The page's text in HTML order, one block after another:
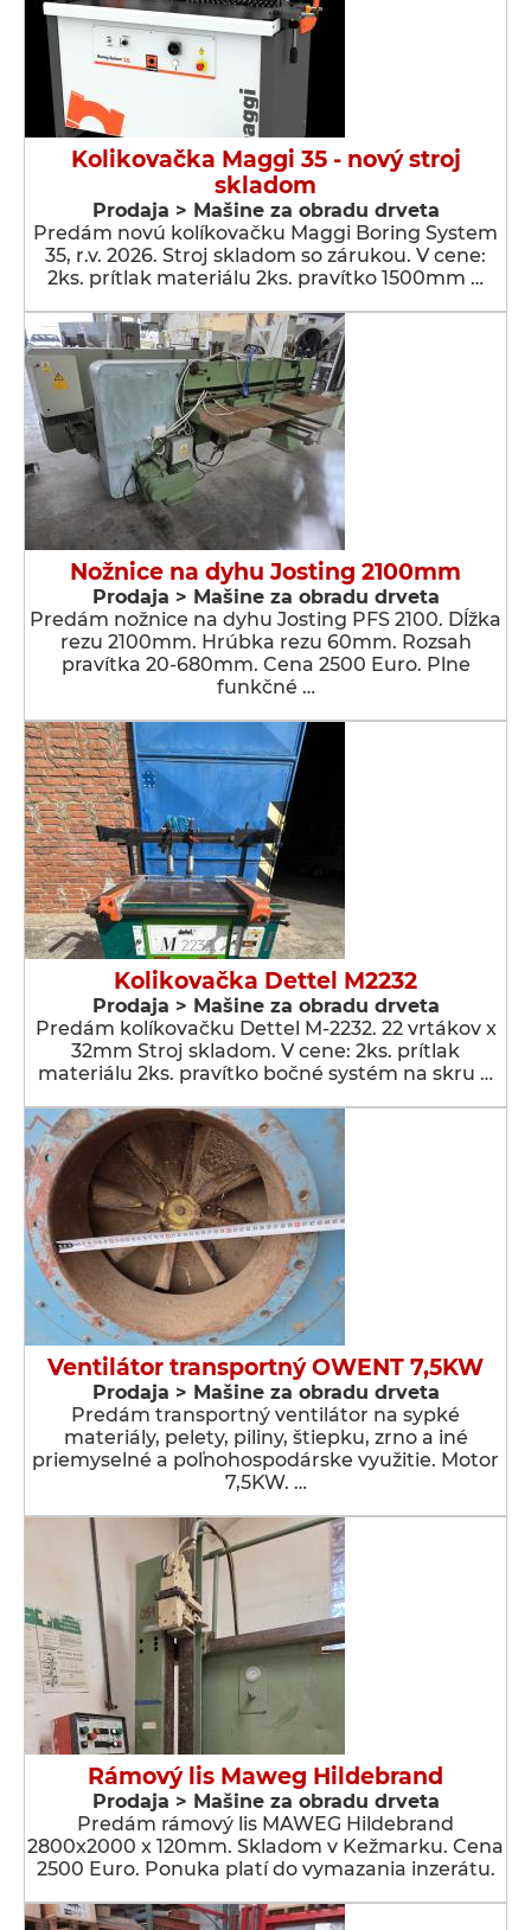
Kolikovačka Maggi 35 - nový stroj
skladom
Prodaja > Мašine za obradu drveta
Predám novú kolíkovačku Maggi Boring System
35, r.v. 2026. Stroj skladom so zárukou. V cene:
2ks. prítlak materiálu 2ks. pravítko 1500mm …
Nožnice na dyhu Josting 2100mm
Prodaja > Мašine za obradu drveta
Predám nožnice na dyhu Josting PFS 2100. Dĺžka
rezu 2100mm. Hrúbka rezu 60mm. Rozsah
pravítka 20-680mm. Cena 2500 Euro. Plne
funkčné …
Kolikovačka Dettel M2232
Prodaja > Мašine za obradu drveta
Predám kolíkovačku Dettel M-2232. 22 vrtákov x
32mm Stroj skladom. V cene: 2ks. prítlak
materiálu 2ks. pravítko bočné systém na skru …
Ventilátor transportný OWENT 7,5KW
Prodaja > Мašine za obradu drveta
Predám transportný ventilátor na sypké
materiály, pelety, piliny, štiepku, zrno a iné
priemyselné a poľnohospodárske využitie. Motor
7,5KW. …
Rámový lis Maweg Hildebrand
Prodaja > Мašine za obradu drveta
Predám rámový lis MAWEG Hildebrand
2800x2000 x 120mm. Skladom v Kežmarku. Cena
2500 Euro. Ponuka platí do vymazania inzerátu.